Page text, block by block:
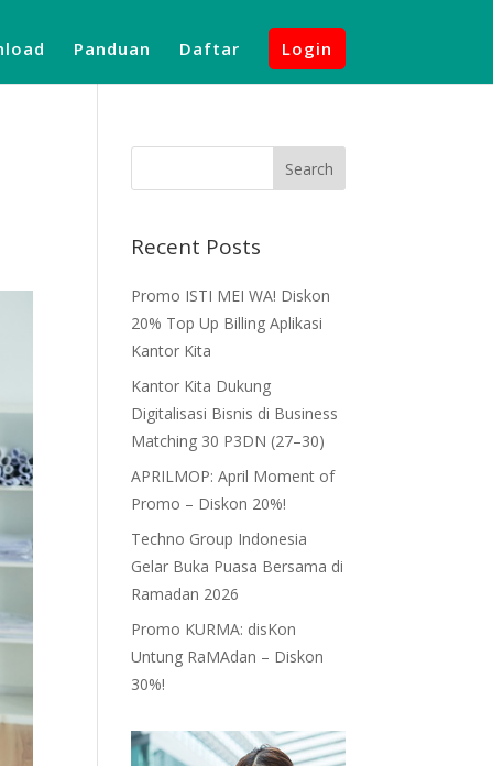
Panduan Daftar Login
Recent Posts
Promo ISTI MEI WA! Diskon
20% Top Up Billing Aplikasi
Kantor Kita
Kantor Kita Dukung
Digitalisasi Bisnis di Business
Matching 30 P3DN (27–30)
APRILMOP: April Moment of
Promo – Diskon 20%!
Techno Group Indonesia
Gelar Buka Puasa Bersama di
Ramadan 2026
Promo KURMA: disKon
Untung RaMAdan – Diskon
30%!